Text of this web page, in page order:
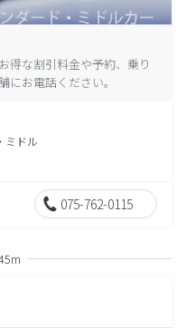
得な割引料金や予約、乗り
お電話ください。
ミドル
075-762-0115